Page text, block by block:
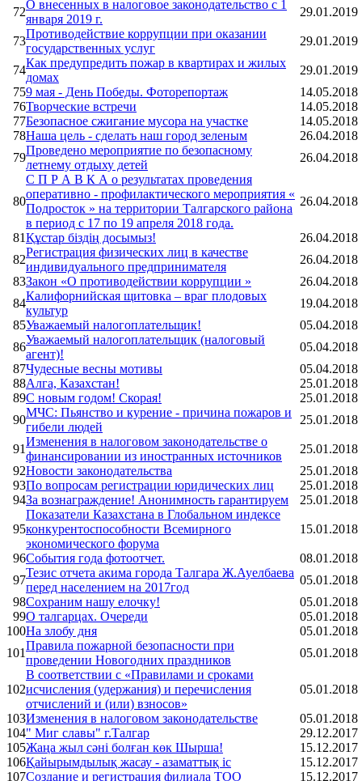
72
О внесенных в налоговое законодательство с 1
января 2019 г.
29.01.2019
73
Противодействие коррупции при оказании
государственных услуг
29.01.2019
74
Как предупредить пожар в квартирах и жилых
домах
29.01.2019
759 мая - День Победы. Фоторепортаж
14.05.2018
76Творческие встречи
14.05.2018
77Безопасное сжигание мусора на участке
14.05.2018
78Наша цель - сделать наш город зеленым
26.04.2018
79
Проведено мероприятие по безопасному
летнему отдыху детей
26.04.2018
80
С П Р А В К А о результатах проведения
оперативно - профилактического мероприятия «
Подросток » на территории Талгарского района
в период с 17 по 19 апреля 2018 года.
26.04.2018
81Құстар біздің досымыз!
26.04.2018
82
Регистрация физических лиц в качестве
индивидуального предпринимателя
26.04.2018
83Закон «О противодействии коррупции »
26.04.2018
84
Калифорнийская щитовка – враг плодовых
культур
19.04.2018
85Уважаемый налогоплательщик!
05.04.2018
86
Уважаемый налогоплательщик (налоговый
агент)!
05.04.2018
87Чудесные весны мотивы
05.04.2018
88Алга, Казахстан!
25.01.2018
89С новым годом! Скорая!
25.01.2018
90
МЧС: Пьянство и курение - причина пожаров и
гибели людей
25.01.2018
91
Изменения в налоговом законодательстве о
финансировании из иностранных источников
25.01.2018
92Новости законодательства
25.01.2018
93По вопросам регистрации юридических лиц
25.01.2018
94За вознаграждение! Анонимность гарантируем 25.01.2018
95
Показатели Казахстана в Глобальном индексе
конкурентоспособности Всемирного
экономического форума
15.01.2018
96События года фотоотчет.
08.01.2018
97
Тезис отчета акима города Талгара Ж.Ауелбаева
перед населением на 2017год
05.01.2018
98Сохраним нашу елочку!
05.01.2018
99О талгарцах. Очереди
05.01.2018
100На злобу дня
05.01.2018
101
Правила пожарной безопасности при
проведении Новогодних праздников
05.01.2018
102
В соответствии с «Правилами и сроками
исчисления (удержания) и перечисления
отчислений и (или) взносов»
05.01.2018
103Изменения в налоговом законодательстве
05.01.2018
104" Миг славы" г.Талгар
29.12.2017
105Жаңа жыл сәні болған көк Шырша!
15.12.2017
106Қайырымдылық жасау - азаматтық іс
15.12.2017
107Создание и регистрация филиала ТОО
15.12.2017